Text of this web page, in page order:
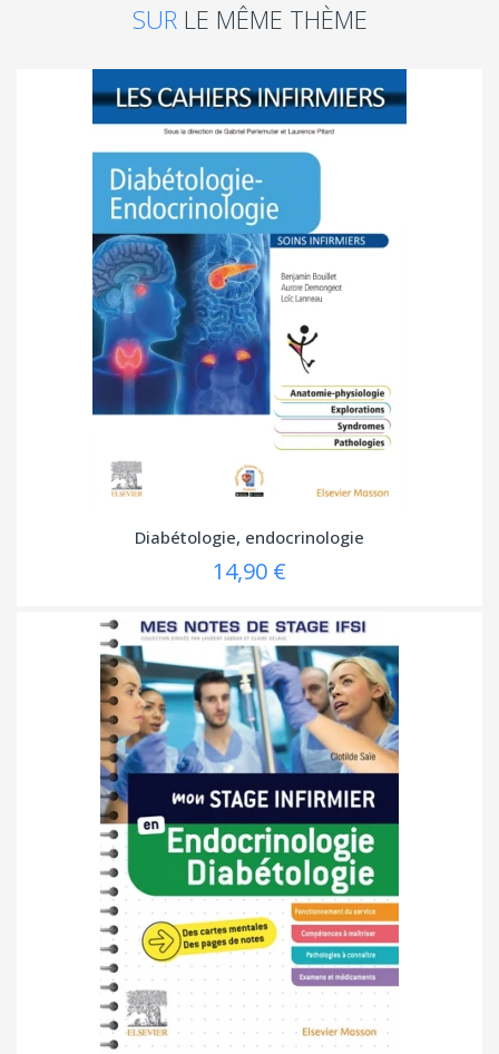
SUR LE MÊME THÈME
Diabétologie, endocrinologie
14,90 €